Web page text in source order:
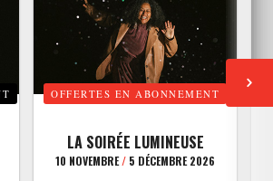
OFFERTES EN ABONNEMENT
LA SOIRÉE LUMINEUSE
10 NOVEMBRE/ 5 DÉCEMBRE 2026